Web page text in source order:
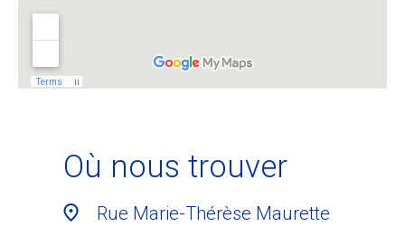
Où nous trouver
Rue Marie-Thérèse Maurette